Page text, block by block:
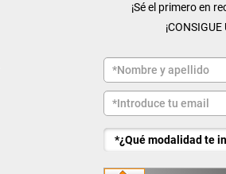
¡Sé el primero en